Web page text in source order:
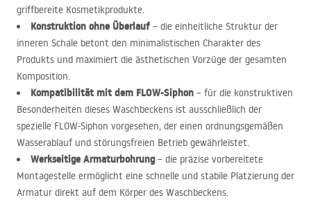
griffbereite Kosmetikprodukte.
Konstruktion ohne Überlauf – die einheitliche Struktur der
inneren Schale betont den minimalistischen Charakter des
Produkts und maximiert die ästhetischen Vorzüge der gesamten
Komposition.
Kompatibilität mit dem FLOW-Siphon – für die konstruktiven
Besonderheiten dieses Waschbeckens ist ausschließlich der
spezielle FLOW-Siphon vorgesehen, der einen ordnungsgemäßen
Wasserablauf und störungsfreien Betrieb gewährleistet.
Werkseitige Armaturbohrung– die präzise vorbereitete
Montagestelle ermöglicht eine schnelle und stabile Platzierung der
Armatur direkt auf dem Körper des Waschbeckens.